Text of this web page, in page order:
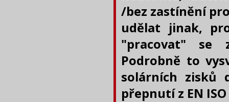
/bez zastínění
udělat jinak,
"pracovat" se
Podrobně to
solárních zisků
přepnutí z EN